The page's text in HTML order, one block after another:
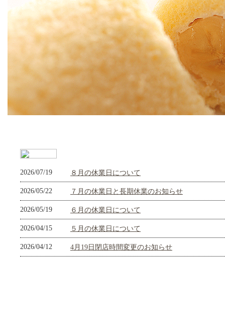
2026/07/19 ８月の休業日について
2026/05/22 ７月の休業日と長期休業のお知らせ
2026/05/19 ６月の休業日について
2026/04/15 ５月の休業日について
2026/04/12 4月19日閉店時間変更のお知らせ